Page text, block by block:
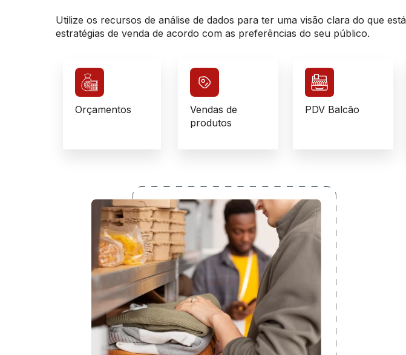
Utilize os recursos de análise de dados para ter uma visão clara do que
estratégias de venda de acordo com as preferências do seu público.
Orçamentos
Vendas de
produtos
PDV Balcão